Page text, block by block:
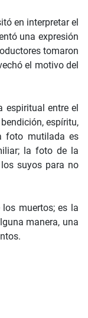
en interpretar el
una expresión
tomaron
el motivo del
espiritual entre el
espíritu,
foto mutilada es
la foto de la
suyos para no
muertos; es la
manera, una